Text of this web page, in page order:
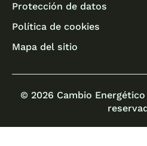
Protección de datos
Política de cookies
Mapa del sitio
© 2026 Cambio